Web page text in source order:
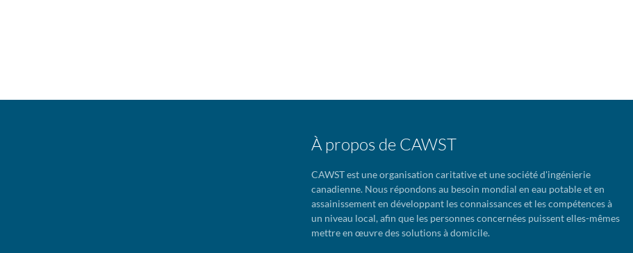
À propos de CAWST
CAWST est une organisation caritative et une société d'ingénierie
canadienne. Nous répondons au besoin mondial en eau potable et en
assainissement en développant les connaissances et les compétences à
un niveau local, afin que les personnes concernées puissent elles-mêmes
mettre en œuvre des solutions à domicile.